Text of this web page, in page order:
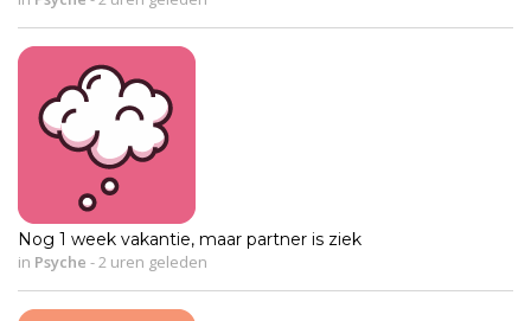
Nog 1 week vakantie, maar partner is ziek
in Psyche -2 uren geleden